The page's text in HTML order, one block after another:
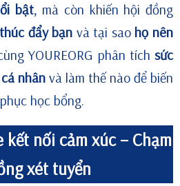
bật, mà còn khiến hội đồng
thúc đẩy bạn và tại sao họ nên
YOUREORG phân tíchsức
nhân và làm thế nào để biến
học bổng.
kết nối cảm xúc – Chạm
xét tuyển